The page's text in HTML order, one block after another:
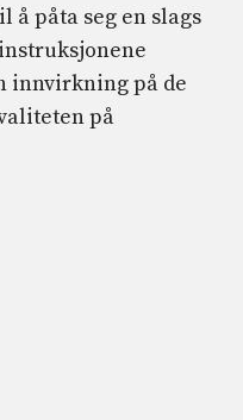
å påta seg en slags
innvirkning på de
på